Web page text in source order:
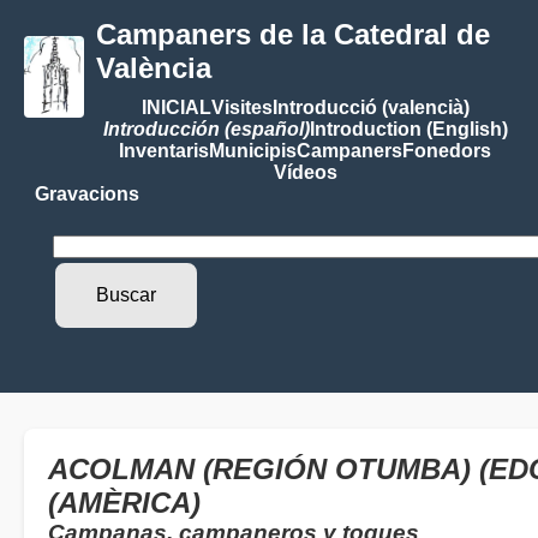
Campaners de la Catedral de
València
INICIALVisitesIntroducció (valencià)
Introducción (español)Introduction (English)
InventarisMunicipisCampanersFonedors
Vídeos
Gravacions
ACOLMAN (REGIÓN OTUMBA)
(AMÈRICA)
Campanas, campaneros y toques